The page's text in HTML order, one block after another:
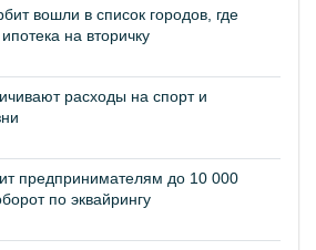
вошли в список городов, где
на вторичку
расходы на спорт и
предпринимателям до 10 000
по эквайрингу